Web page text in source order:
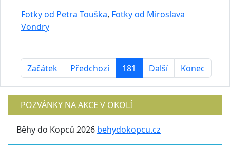
Fotky od Petra Touška, Fotky od Miroslava
Vondry
Začátek Předchozí 181 Další Konec
POZVÁNKY NA AKCE V OKOLÍ
Běhy do Kopců 2026 behydokopcu.cz